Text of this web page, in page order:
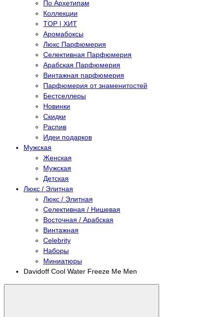
По Архетипам
Коллекции
TOP | ХИТ
Аромабоксы
Люкс Парфюмерия
Селективная Парфюмерия
Арабская Парфюмерия
Винтажная парфюмерия
Парфюмерия от знаменитостей
Бестселлеры
Новинки
Скидки
Распив
Идеи подарков
Мужская
Женская
Мужская
Детская
Люкс / Элитная
Люкс / Элитная
Селективная / Нишевая
Восточная / Арабская
Винтажная
Celebrity
Наборы
Миниатюры
Davidoff Cool Water Freeze Me Men